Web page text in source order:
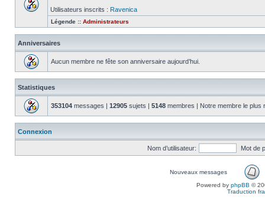
Utilisateurs inscrits : Ravenica
Légende :: Administrateurs
Anniversaires
Aucun membre ne fête son anniversaire aujourd’hui.
Statistiques
353104 messages | 12905 sujets | 5148 membres | Notre membre le plus
Connexion
Nom d’utilisateur: Mot de
Nouveaux messages
Powered by phpBB ©
Traduction